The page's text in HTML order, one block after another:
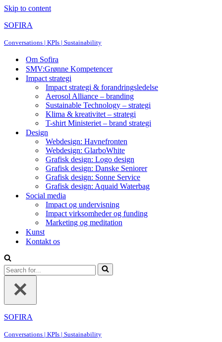
Skip to content
SOFIRA
Conversations | KPIs | Sustainability
Om Sofira
SMV:Grønne Kompetencer
Impact strategi
Impact strategi & forandringsledelse
Aerosol Alliance – branding
Sustainable Technology – strategi
Klima & kreativitet – strategi
T-shirt Ministeriet – brand strategi
Design
Webdesign: Havnefronten
Webdesign: GlarboWhite
Grafisk design: Logo design
Grafisk design: Danske Seniorer
Grafisk design: Sonne Service
Grafisk design: Aquaid Waterbag
Social media
Impact og undervisning
Impact virksomheder og funding
Marketing og meditation
Kunst
Kontakt os
Search
for...
SOFIRA
Conversations | KPIs | Sustainability